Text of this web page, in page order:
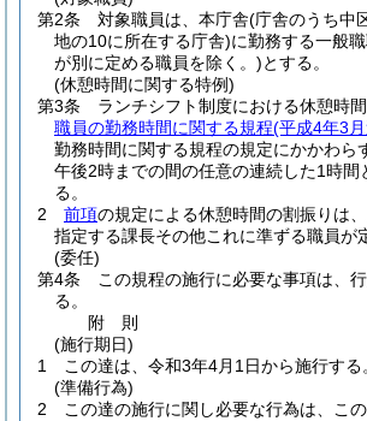
第2条
対象職員は、本庁舎(庁舎のうち中
地の10に所在する庁舎)に勤務する一般
が別に定める職員を除く。)とする。
(休憩時間に関する特例)
第3条
ランチシフト制度における休憩時間
職員の勤務時間に関する規程(平成4年3
勤務時間に関する規程の規定にかかわら
午後2時までの間の任意の連続した1時間
る。
2
前項の規定による休憩時間の割振りは
指定する課長その他これに準ずる職員が
(委任)
第4条
この規程の施行に必要な事項は、
る。
附 則
(施行期日)
1
この達は、令和3年4月1日から施行する
(準備行為)
2
この達の施行に関し必要な行為は、こ